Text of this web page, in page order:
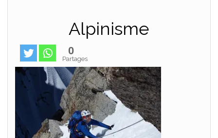
Alpinisme
0
Partages